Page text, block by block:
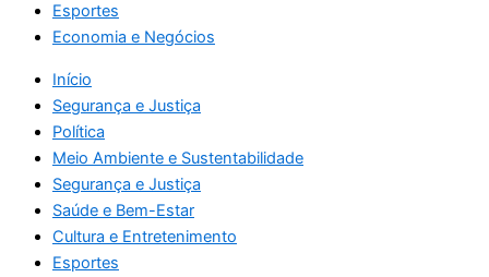
Esportes
Economia e Negócios
Início
Segurança e Justiça
Política
Meio Ambiente e Sustentabilidade
Segurança e Justiça
Saúde e Bem-Estar
Cultura e Entretenimento
Esportes